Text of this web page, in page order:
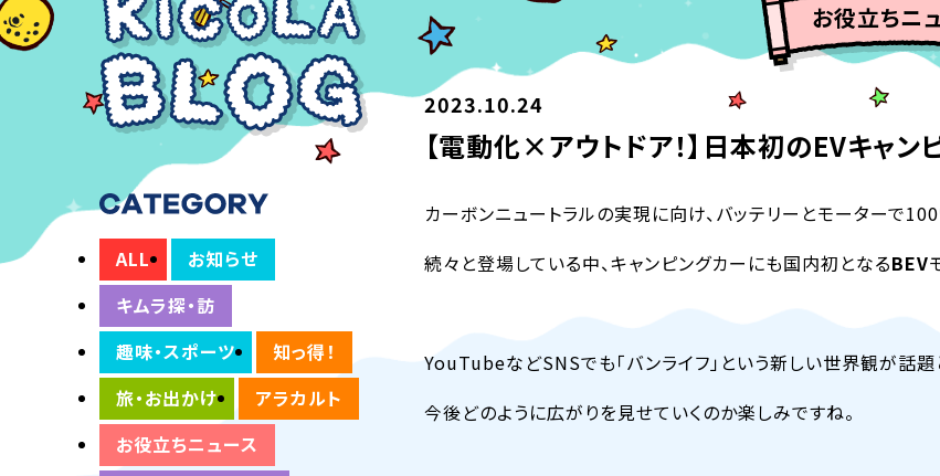
お役立ちニ
2023.10.24
【電動化×アウトドア！】日本初のEVキャン
カーボンニュートラルの実現に向け、バッテリーとモーターで
続々と登場している中、キャンピングカーにも国内初となるBEV
YouTubeなどSNSでも「バンライフ」という新しい世界観が話題
今後どのように広がりを見せていくのか楽しみですね。
ALL
お知らせ
キムラ探・訪
趣味・スポーツ
知っ得！
旅・お出かけ
アラカルト
お役立ちニュース